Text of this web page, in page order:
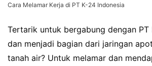
Cara Melamar Kerja di PT K-24 Indonesia
Tertarik untuk bergabung dengan PT
dan menjadi bagian dari jaringan
tanah air? Untuk melamar dan